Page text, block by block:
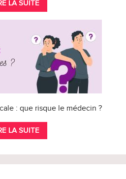
LA SUITE
: que risque le médecin ?
LA SUITE